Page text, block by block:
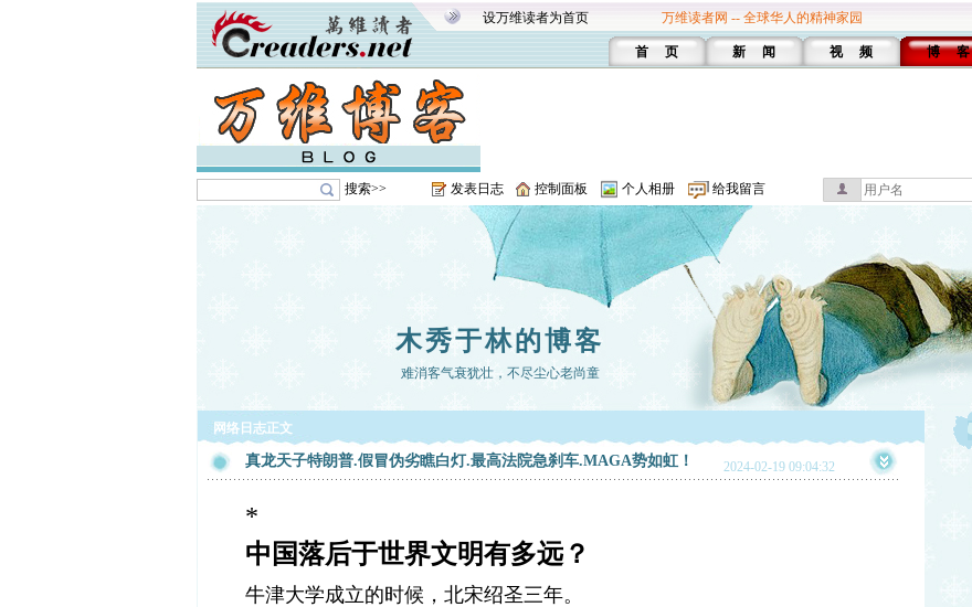
设万维读者为首页 万维读者网 -- 全球华人的精神家园
首 页 新 闻 视 频 博 客
搜索>> 发表日志 控制面板 个人相册 给我留言
木秀于林的博客
难消客气衰犹壮，不尽尘心老尚童
网络日志正文
真龙天子特朗普.假冒伪劣瞧白灯.最高法院急刹车.MAGA势如虹！ 2024-02-19 09:04:32
*
中国落后于世界文明有多远？
牛津大学成立的时候，北宋绍圣三年。